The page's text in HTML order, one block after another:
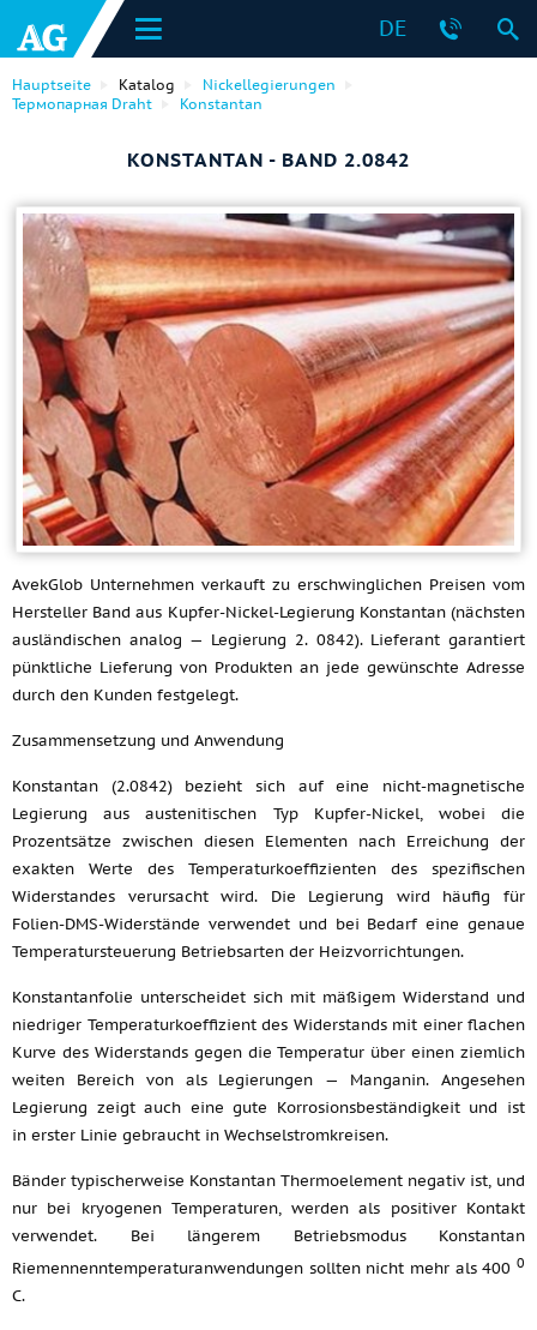
DE
Hauptseite Katalog
Nickellegierungen
Термопарная Draht
Konstantan
KONSTANTAN - BAND 2.0842
AvekGlob Unternehmen verkauft zu erschwinglichen Preisen vom
Hersteller Band aus Kupfer-Nickel-Legierung Konstantan (nächsten
ausländischen analog — Legierung 2. 0842). Lieferant garantiert
pünktliche Lieferung von Produkten an jede gewünschte Adresse
durch den Kunden festgelegt.
Zusammensetzung und Anwendung
Konstantan (2.0842) bezieht sich auf eine nicht-magnetische
Legierung aus austenitischen Typ Kupfer-Nickel, wobei die
Prozentsätze zwischen diesen Elementen nach Erreichung der
exakten Werte des Temperaturkoeffizienten des spezifischen
Widerstandes verursacht wird. Die Legierung wird häufig für
Folien-DMS-Widerstände verwendet und bei Bedarf eine genaue
Temperatursteuerung Betriebsarten der Heizvorrichtungen.
Konstantanfolie unterscheidet sich mit mäßigem Widerstand und
niedriger Temperaturkoeffizient des Widerstands mit einer flachen
Kurve des Widerstands gegen die Temperatur über einen ziemlich
weiten Bereich von als Legierungen — Manganin. Angesehen
Legierung zeigt auch eine gute Korrosionsbeständigkeit und ist
in erster Linie gebraucht in Wechselstromkreisen.
Bänder typischerweise Konstantan Thermoelement negativ ist, und
nur bei kryogenen Temperaturen, werden als positiver Kontakt
verwendet. Bei längerem Betriebsmodus Konstantan
Riemennenntemperaturanwendungen sollten nicht mehr als 400 0
C.